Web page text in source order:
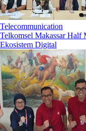
Telecommunication
Telkomsel Makassar Half
Ekosistem Digital